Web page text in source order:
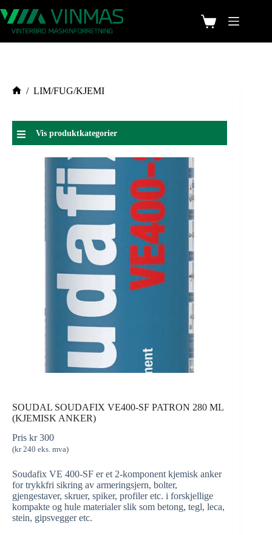
/ LIM/FUG/KJEMI
Vis produktkategorier
SOUDAL SOUDAFIX VE400-SF PATRON 280 ML
(KJEMISK ANKER)
Pris kr300
(kr240 eks. mva)
Soudafix VE 400-SF er et 2-komponent kjemisk anker
for trykkfri sikring av armeringsjern, bolter,
gjengestaver, skruer, spiker, profiler etc. i forskjellige
kompakte og hule materialer slik som betong, tegl, leca,
stein, gipsvegger etc.